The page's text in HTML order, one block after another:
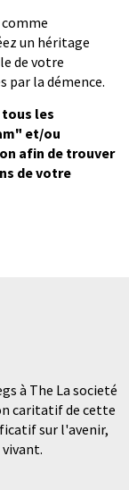
un héritage
de votre
par la démence.
les
et/ou
afin de trouver
de votre
à The La societé
caritatif de cette
sur l'avenir,